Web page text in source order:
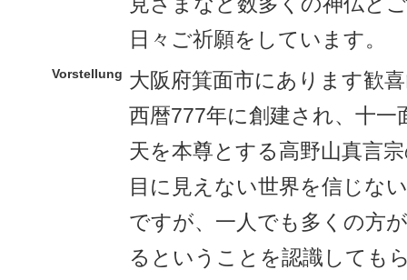
日々ご祈願をしています。
Vorstellung 大阪府箕面市にあります歓
西暦777年に創建され、十一
天を本尊とする高野山真言
目に見えない世界を信じな
ですが、一人でも多くの方
るということを認識しても